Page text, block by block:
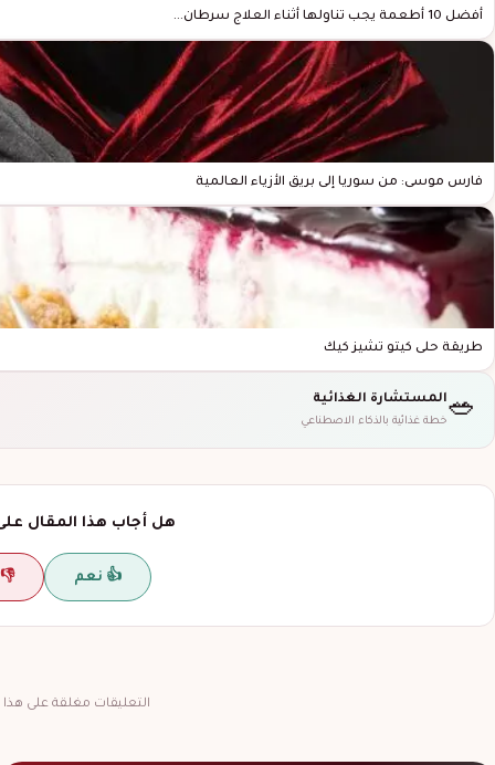
أفضل 10 أطعمة يجب تناولها أثناء العلاج سرطان…
فارس موسى: من سوريا إلى بريق الأزياء العالمية
طريقة حلى كيتو تشيز كيك
🥗المستشارة الغذائية
خطة غذائية بالذكاء الاصطناعي
هل أجاب هذا المقال
👍 نعم
التعليقات مغلقة على هذا